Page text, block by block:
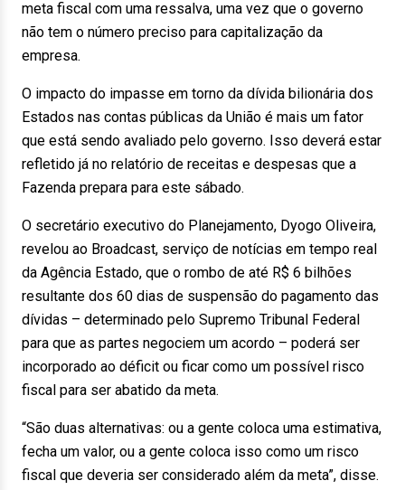
meta fiscal com uma ressalva, uma vez que o governo
não tem o número preciso para capitalização da
empresa.
O impacto do impasse em torno da dívida bilionária dos
Estados nas contas públicas da União é mais um fator
que está sendo avaliado pelo governo. Isso deverá estar
refletido já no relatório de receitas e despesas que a
Fazenda prepara para este sábado.
O secretário executivo do Planejamento, Dyogo Oliveira,
revelou ao Broadcast, serviço de notícias em tempo real
da Agência Estado, que o rombo de até R$ 6 bilhões
resultante dos 60 dias de suspensão do pagamento das
dívidas – determinado pelo Supremo Tribunal Federal
para que as partes negociem um acordo – poderá ser
incorporado ao déficit ou ficar como um possível risco
fiscal para ser abatido da meta.
“São duas alternativas: ou a gente coloca uma estimativa,
fecha um valor, ou a gente coloca isso como um risco
fiscal que deveria ser considerado além da meta”, disse.